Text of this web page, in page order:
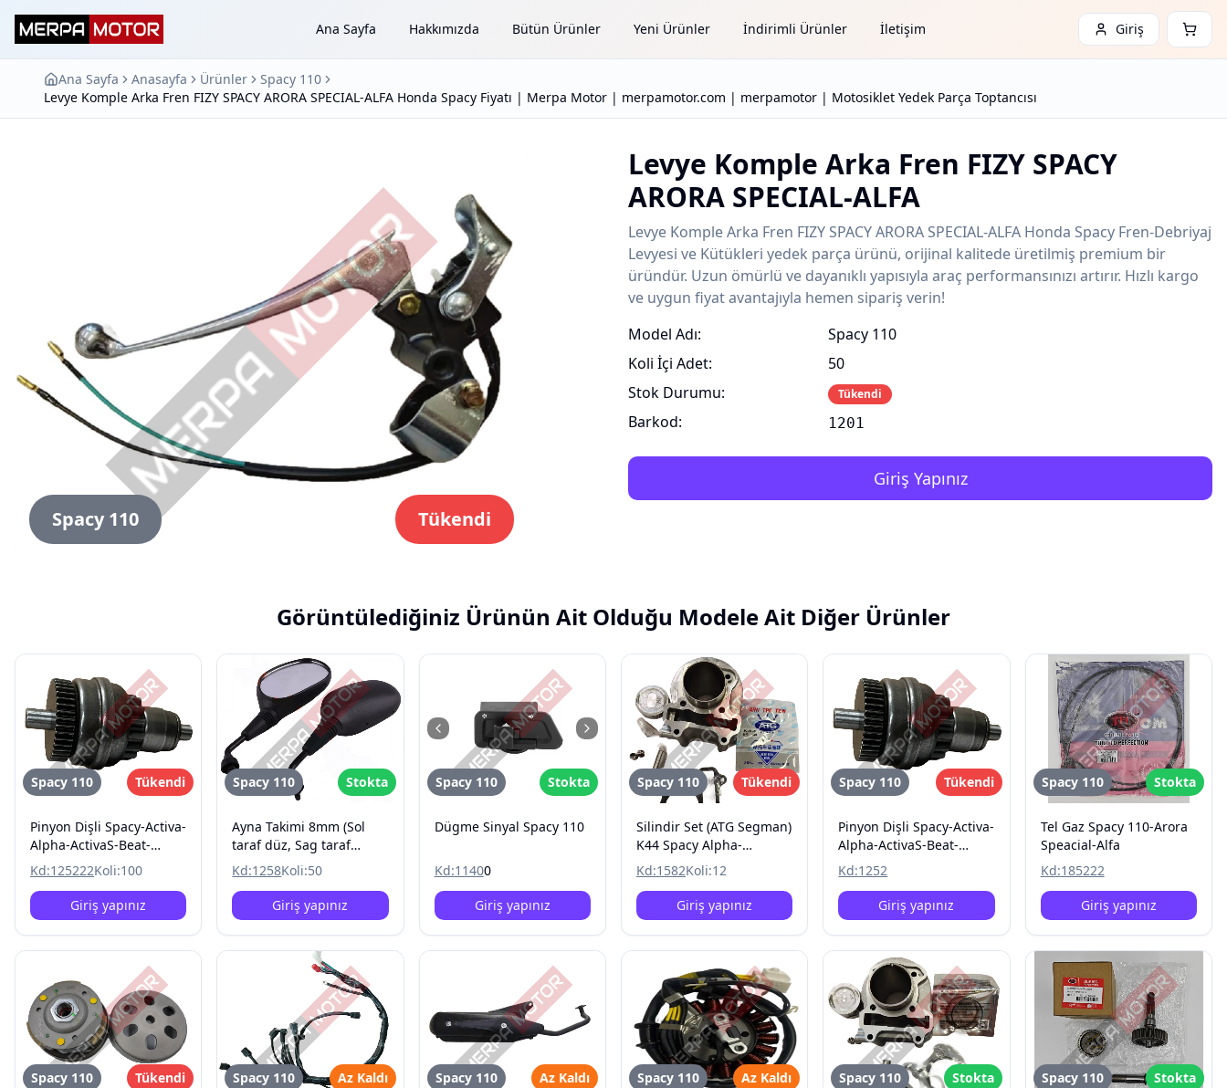
Ana Sayfa Hakkımızda Bütün Ürünler Yeni Ürünler İndirimli Ürünler İletişim Giriş
Ana Sayfa Anasayfa Ürünler
Spacy 110
Levye Komple Arka Fren FIZY SPACY ARORA SPECIAL-ALFA Honda Spacy Fiyatı | Merpa Motor | merpamotor.com | merpamotor | Motosiklet Yedek Parça Toptancısı
Spacy 110 Tükendi
Levye Komple Arka Fren FIZY SPACY
ARORA SPECIAL-ALFA
Levye Komple Arka Fren FIZY SPACY ARORA SPECIAL-ALFA Honda Spacy Fren-Debriyaj
Levyesi ve Kütükleri yedek parça ürünü, orijinal kalitede üretilmiş premium bir
üründür. Uzun ömürlü ve dayanıklı yapısıyla araç performansınızı artırır. Hızlı kargo
ve uygun fiyat avantajıyla hemen sipariş verin!
Model Adı:
Koli İçi Adet:
Stok Durumu:
Barkod:
Spacy 110
50
Tükendi
1201
Giriş Yapınız
Görüntülediğiniz Ürünün Ait Olduğu Modele Ait Diğer Ürünler
Spacy 110 Tükendi
Pinyon Dişli Spacy-Activa-
Alpha-ActivaS-Beat-
Spontini-Special-
Pleasure
Kd:125222Koli:100
Giriş yapınız
Spacy 110 Stokta
Ayna Takimi 8mm (Sol
taraf düz, Sag taraf
tersDiş) Spacy 110
Kd:1258Koli:50
Giriş yapınız
Spacy 110 Stokta
Dügme Sinyal Spacy 110
Kd:11400
Giriş yapınız
Spacy 110 Tükendi
Silindir Set (ATG Segman)
K44 Spacy Alpha-
Spontini110
Kd:1582Koli:12
Giriş yapınız
Spacy 110 Tükendi
Pinyon Dişli Spacy-Activa-
Alpha-ActivaS-Beat-
Spontini-Special-
Pleasure
Kd:1252
Giriş yapınız
Spacy 110 Stokta
Tel Gaz Spacy 110-Arora
Speacial-Alfa
Kd:185222
Giriş yapınız
Spacy 110 Tükendi Spacy 110 Az Kaldı Spacy 110 Az Kaldı Spacy 110 Az Kaldı Spacy 110 Stokta Spacy 110 Stokta